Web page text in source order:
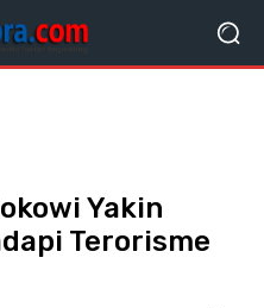
Yakin
Terorisme